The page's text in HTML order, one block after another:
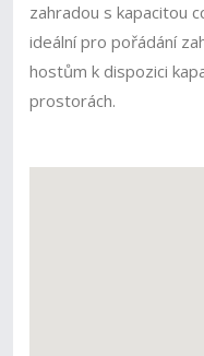
zahradou s kapacitou
ideální pro pořádání
hostům k dispozici
prostorách.